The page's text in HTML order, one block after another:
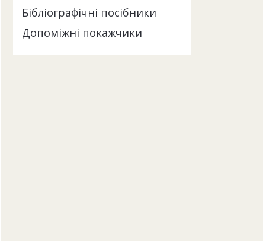
Бібліографічні посібники
Допоміжні покажчики